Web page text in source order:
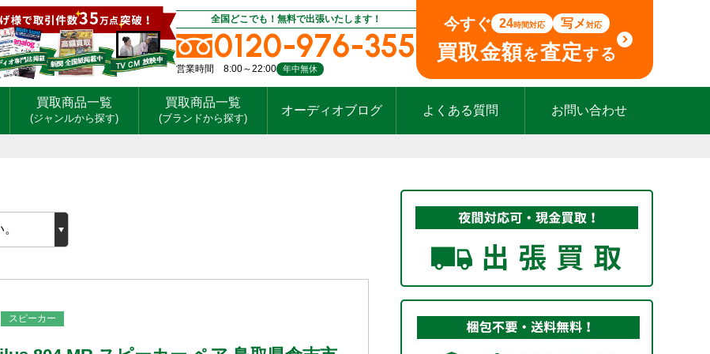
全国どこでも！無料で出張いたします！
0120-976-355
営業時間 8:00～22:00 年中無休
今すぐ 24時間対応 写メ対応
買取金額を査定する
買取商品一覧
(ジャンルから探す)
買取商品一覧
(ブランドから探す)
オーディオブログ よくある質問 お問い合わせ
スピーカー